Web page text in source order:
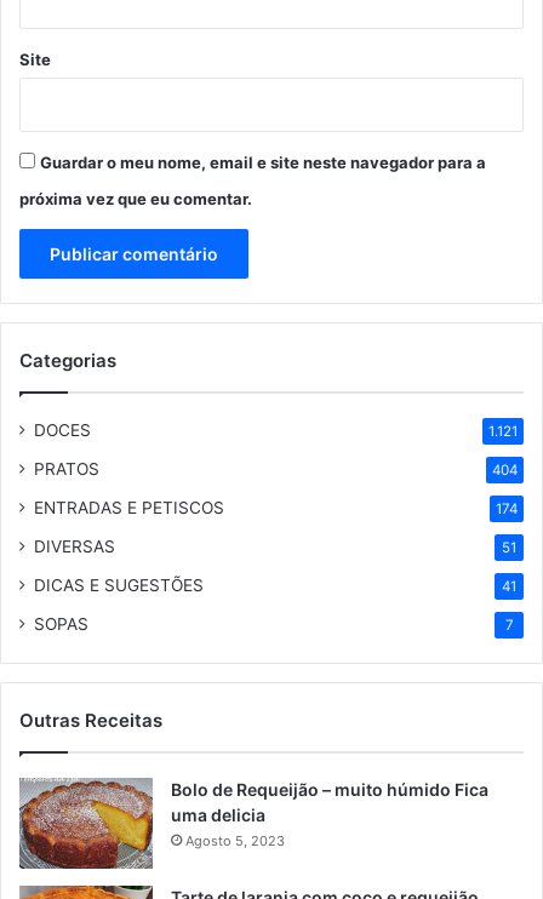
Site
Guardar o meu nome, email e site neste navegador para a
próxima vez que eu comentar.
Categorias
DOCES 1.121
PRATOS 404
ENTRADAS E PETISCOS 174
DIVERSAS 51
DICAS E SUGESTÕES 41
SOPAS 7
Outras Receitas
Bolo de Requeijão – muito húmido Fica
uma delicia
Agosto 5, 2023